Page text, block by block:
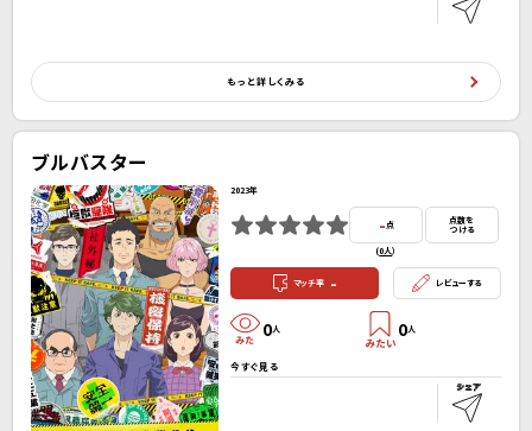
もっと詳しくみる
ブルバスター
2023年
-点
(0人）
点数を
つける
マッチ率 - レビューする
0人 0人
今すぐ見る